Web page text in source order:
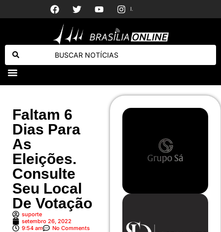
Importadoras dize
Faltam 6
Dias Para
As
Eleições.
Consulte
Seu Local
De Votação
suporte
setembro 26, 2022
9:54 am
No Comments